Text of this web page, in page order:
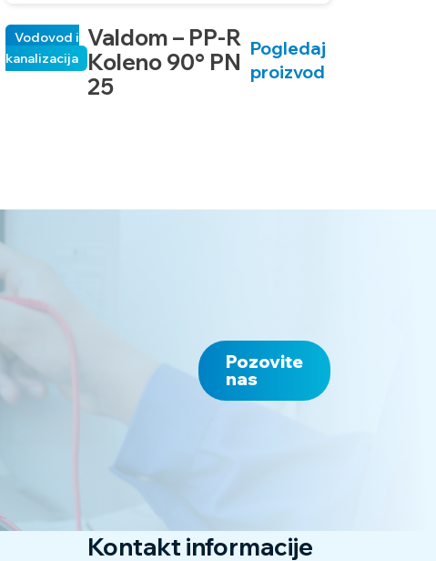
Valdom – PP-R
Koleno 90° PN
25
Vodovod i
kanalizacija
Pogledaj
proizvod
Pozovite
nas
Kontakt informacije